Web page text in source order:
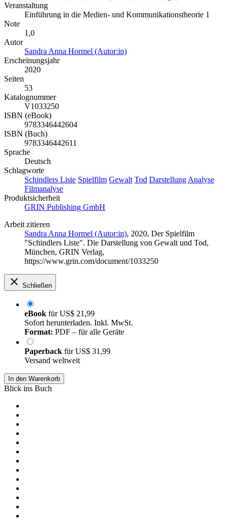
Veranstaltung
Einführung in die Medien- und Kommunikationstheorie 1
Note
1,0
Autor
Sandra Anna Hormel (Autor:in)
Erscheinungsjahr
2020
Seiten
53
Katalognummer
V1033250
ISBN (eBook)
9783346442604
ISBN (Buch)
9783346442611
Sprache
Deutsch
Schlagworte
Schindlers Liste Spielfilm Gewalt Tod Darstellung Analyse
Filmanalyse
Produktsicherheit
GRIN Publishing GmbH
Arbeit zitieren
Sandra Anna Hormel (Autor:in), 2020, Der Spielfilm
"Schindlers Liste". Die Darstellung von Gewalt und Tod,
München, GRIN Verlag,
https://www.grin.com/document/1033250
Schließen
eBook fürUS$ 21,99
Sofort herunterladen. Inkl. MwSt.
Format: PDF – für alle Geräte
Paperback fürUS$ 31,99
Versand weltweit
In den Warenkorb
Blick ins Buch